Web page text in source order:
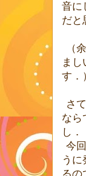
音に
だと
（
ま
す．
さ
なら
し．
今
う